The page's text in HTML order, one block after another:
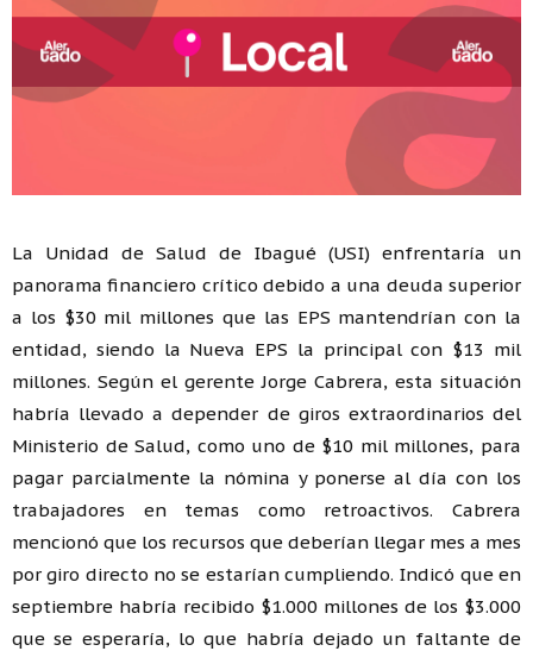
La Unidad de Salud de Ibagué (USI) enfrentaría un
panorama financiero crítico debido a una deuda superior
a los $30 mil millones que las EPS mantendrían con la
entidad, siendo la Nueva EPS la principal con $13 mil
millones. Según el gerente Jorge Cabrera, esta situación
habría llevado a depender de giros extraordinarios del
Ministerio de Salud, como uno de $10 mil millones, para
pagar parcialmente la nómina y ponerse al día con los
trabajadores en temas como retroactivos. Cabrera
mencionó que los recursos que deberían llegar mes a mes
por giro directo no se estarían cumpliendo. Indicó que en
septiembre habría recibido $1.000 millones de los $3.000
que se esperaría, lo que habría dejado un faltante de